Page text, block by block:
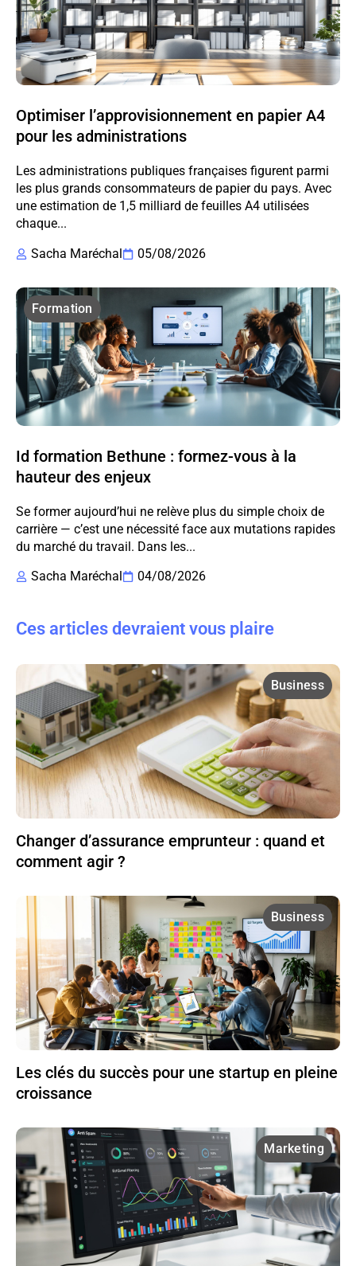
Optimiser l’approvisionnement en papier A4
pour les administrations
Les administrations publiques françaises figurent parmi
les plus grands consommateurs de papier du pays. Avec
une estimation de 1,5 milliard de feuilles A4 utilisées
chaque...
Sacha Maréchal
05/08/2026
Formation
Id formation Bethune : formez-vous à la
hauteur des enjeux
Se former aujourd’hui ne relève plus du simple choix de
carrière — c’est une nécessité face aux mutations rapides
du marché du travail. Dans les...
Sacha Maréchal
04/08/2026
Ces articles devraient vous plaire
Business
Changer d’assurance emprunteur : quand et
comment agir ?
Business
Les clés du succès pour une startup en pleine
croissance
Marketing